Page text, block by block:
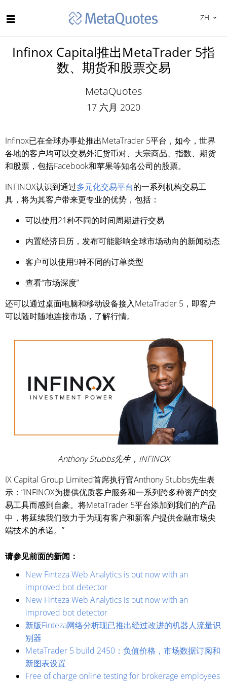
ZH
Infinox Capital推出MetaTrader 5指
数、期货和股票交易
MetaQuotes
17 六月 2020
Infinox已在全球办事处推出MetaTrader 5平台，如今，世界
各地的客户均可以交易外汇货币对、大宗商品、指数、期货
和股票，包括Facebook和苹果等知名公司的股票。
INFINOX认识到通过多元化交易平台的一系列机构交易工
具，将为其客户带来更专业的优势，包括：
可以使用21种不同的时间周期进行交易
内置经济日历，发布可能影响全球市场动向的新闻动态
客户可以使用9种不同的订单类型
查看“市场深度”
还可以通过桌面电脑和移动设备接入MetaTrader 5，即客户
可以随时随地连接市场，了解行情。
Anthony Stubbs先生，INFINOX
IX Capital Group Limited首席执行官Anthony Stubbs先生表
示：“INFINOX为提供优质客户服务和一系列跨多种资产的交
易工具而感到自豪。将MetaTrader 5平台添加到我们的产品
中，将延续我们致力于为现有客户和新客户提供金融市场尖
端技术的承诺。”
请参见前面的新闻：
New Finteza Web Analytics is out now with an
improved bot detector
New Finteza Web Analytics is out now with an
improved bot detector
新版Finteza网络分析现已推出经过改进的机器人流量识
别器
MetaTrader 5 build 2450：负值价格，市场数据订阅和
新图表设置
Free of charge online testing for brokerage employees